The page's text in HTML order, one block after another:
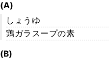
(A)
しょうゆ
鶏ガラスープの素
(B)